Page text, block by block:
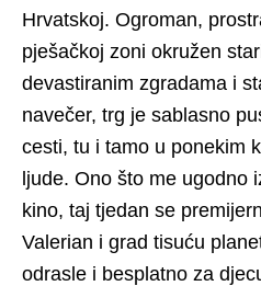
Hrvatskoj. Ogroman,
pješačkoj zoni okružen
devastiranim zgradama i
navečer, trg je sablasno
cesti, tu i tamo u ponekim
ljude. Ono što me ugodno
kino, taj tjedan se
Valerian i grad tisuću
odrasle i besplatno za